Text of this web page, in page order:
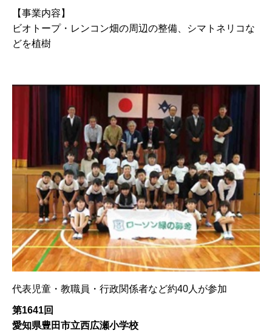
【事業内容】
ビオトープ・レンコン畑の周辺の整備、シマトネリコな
どを植樹
代表児童・教職員・行政関係者など約40人が参加
第1641回
愛知県豊田市立西広瀬小学校